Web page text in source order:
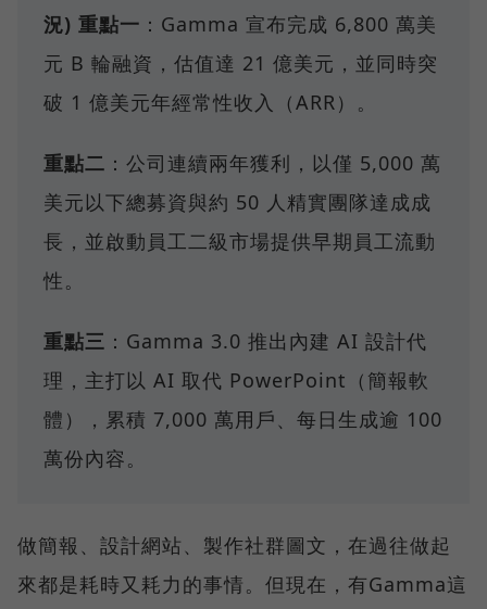
況) 重點一 ：Gamma 宣布完成 6,800 萬美
元 B 輪融資，估值達 21 億美元，並同時突
破 1 億美元年經常性收入（ARR）。
重點二 ：公司連續兩年獲利，以僅 5,000 萬
美元以下總募資與約 50 人精實團隊達成成
長，並啟動員工二級市場提供早期員工流動
性。
重點三 ：Gamma 3.0 推出內建 AI 設計代
理，主打以 AI 取代 PowerPoint（簡報軟
體），累積 7,000 萬用戶、每日生成逾 100
萬份內容。
做簡報、設計網站、製作社群圖文，在過往做起
來都是耗時又耗力的事情。但現在，有Gamma這